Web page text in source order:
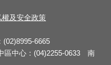
權及安全政策
6665
區中心：(04)2255-0633 南